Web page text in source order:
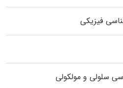
فیزیکی
سلولی و مولکولی